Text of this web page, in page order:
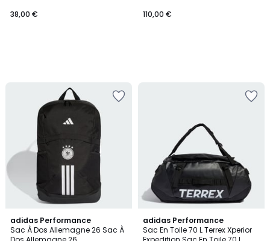
Amg Petronas Formula 1 Dna 3-
38,00 €
110,00 €
adidas Performance
Sac À Dos Allemagne 26 Sac À
adidas Performance
Sac En Toile 70 L Terrex Xperior
5
/
5